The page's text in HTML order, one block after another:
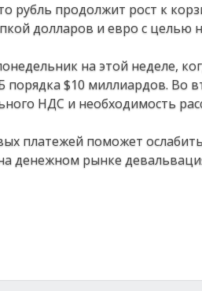
рубль продолжит рост к
долларов и евро с целью
на этой неделе,
порядка $10 миллиардов. Во
НДС и необходимость
платежей поможет
денежном рынке